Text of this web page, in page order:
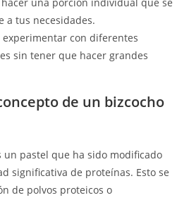
a tus necesidades.
con diferentes
sin tener que hacer grandes
de un bizcocho
un pastel que ha sido modificado
significativa de proteínas. Esto se
de polvos proteicos o